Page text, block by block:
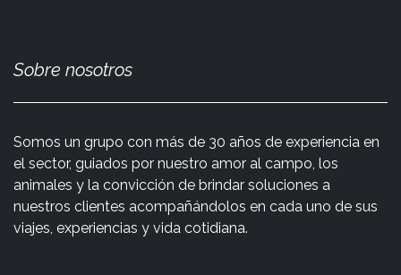
Sobre nosotros
Somos un grupo con más de 30 años de experiencia en
el sector, guiados por nuestro amor al campo, los
animales y la convicción de brindar soluciones a
nuestros clientes acompañándolos en cada uno de sus
viajes, experiencias y vida cotidiana.